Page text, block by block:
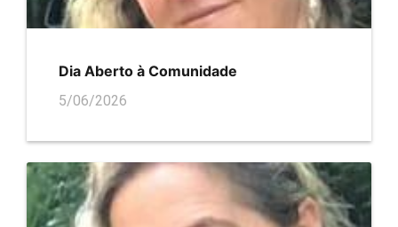
Dia Aberto à Comunidade
5/06/2026